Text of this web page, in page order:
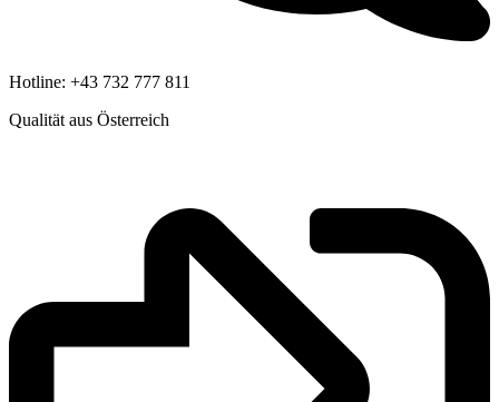
Hotline: +43 732 777 811
Qualität aus Österreich